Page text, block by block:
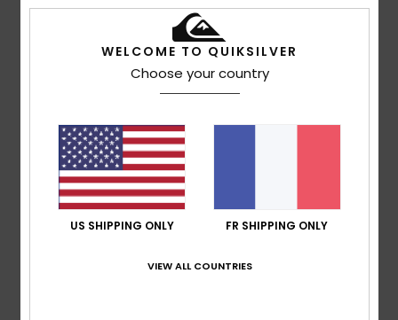
Details & caractéristiques
Bob Bleu Homme
EQYHA03416 Code couleurktp0
Caractéristiques
Matière :velours côtelé en polyester et coton
Construction :construction à visière classique
Visière :visière courte
Logo : logo brodé centré à l'avant
[Matière principale] 65% polyester, 35%
WELCOME TO QUIKSILVER
Choose your country
US SHIPPING ONLY FR SHIPPING ONLY
VIEW ALL COUNTRIES